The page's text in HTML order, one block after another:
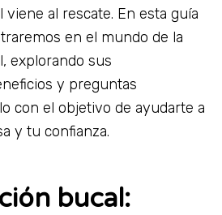
al rescate. En esta guía
en el mundo de la
explorando sus
y preguntas
con el objetivo de ayudarte a
y tu confianza.
bucal: